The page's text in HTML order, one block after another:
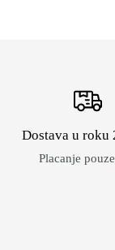
Dostava u roku
Placanje